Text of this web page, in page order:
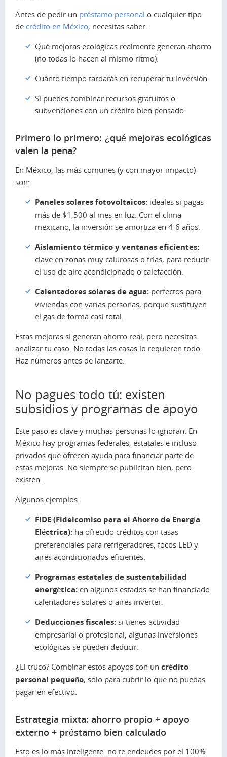
Antes de pedir un préstamo personal o cualquier tipo
de crédito en México, necesitas saber:
Qué mejoras ecológicas realmente generan ahorro
(no todas lo hacen al mismo ritmo).
Cuánto tiempo tardarás en recuperar tu inversión.
Si puedes combinar recursos gratuitos o
subvenciones con un crédito bien pensado.
Primero lo primero: ¿qué mejoras ecológicas
valen la pena?
En México, las más comunes (y con mayor impacto)
son:
Paneles solares fotovoltaicos: ideales si pagas
más de $1,500 al mes en luz. Con el clima
mexicano, la inversión se amortiza en 4-6 años.
Aislamiento térmico y ventanas eficientes:
clave en zonas muy calurosas o frías, para reducir
el uso de aire acondicionado o calefacción.
Calentadores solares de agua: perfectos para
viviendas con varias personas, porque sustituyen
el gas de forma casi total.
Estas mejoras sí generan ahorro real, pero necesitas
analizar tu caso. No todas las casas lo requieren todo.
Haz números antes de lanzarte.
No pagues todo tú: existen
subsidios y programas de apoyo
Este paso es clave y muchas personas lo ignoran. En
México hay programas federales, estatales e incluso
privados que ofrecen ayuda para financiar parte de
estas mejoras. No siempre se publicitan bien, pero
existen.
Algunos ejemplos:
FIDE (Fideicomiso para el Ahorro de Energía
Eléctrica): ha ofrecido créditos con tasas
preferenciales para refrigeradores, focos LED y
aires acondicionados eficientes.
Programas estatales de sustentabilidad
energética: en algunos estados se han financiado
calentadores solares o aires inverter.
Deducciones fiscales: si tienes actividad
empresarial o profesional, algunas inversiones
ecológicas se pueden deducir.
¿El truco? Combinar estos apoyos con un crédito
personal pequeño, solo para cubrir lo que no puedas
pagar en efectivo.
Estrategia mixta: ahorro propio + apoyo
externo + préstamo bien calculado
Esto es lo más inteligente: no te endeudes por el 100%